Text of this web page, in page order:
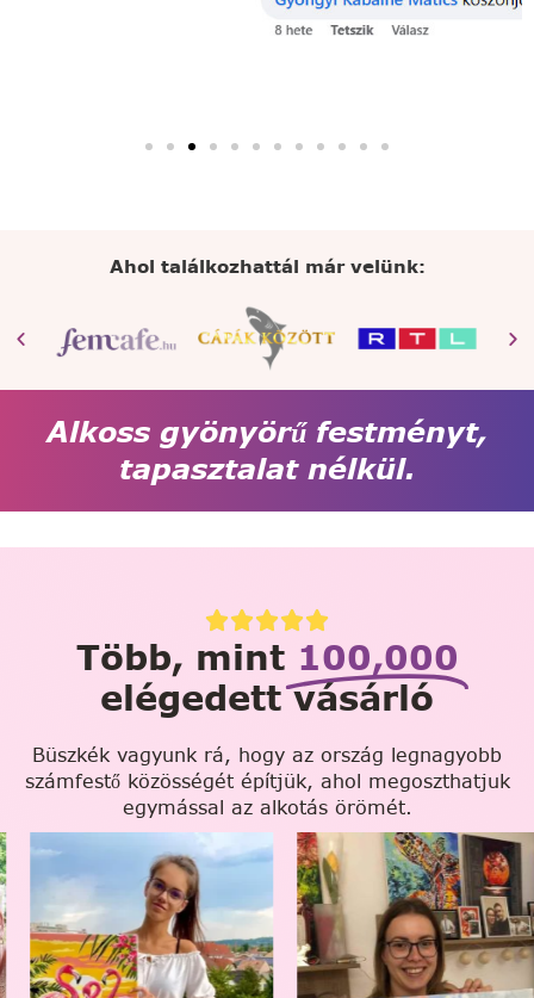
Ahol találkozhattál már velünk:
Alkoss gyönyörű festményt,
tapasztalat nélkül.
Több, mint 100,000
elégedett vásárló
Büszkék vagyunk rá, hogy az ország legnagyobb
számfestő közösségét építjük, ahol megoszthatjuk
egymással az alkotás örömét.